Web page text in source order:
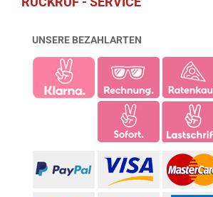
UNSERE BEZAHLARTEN